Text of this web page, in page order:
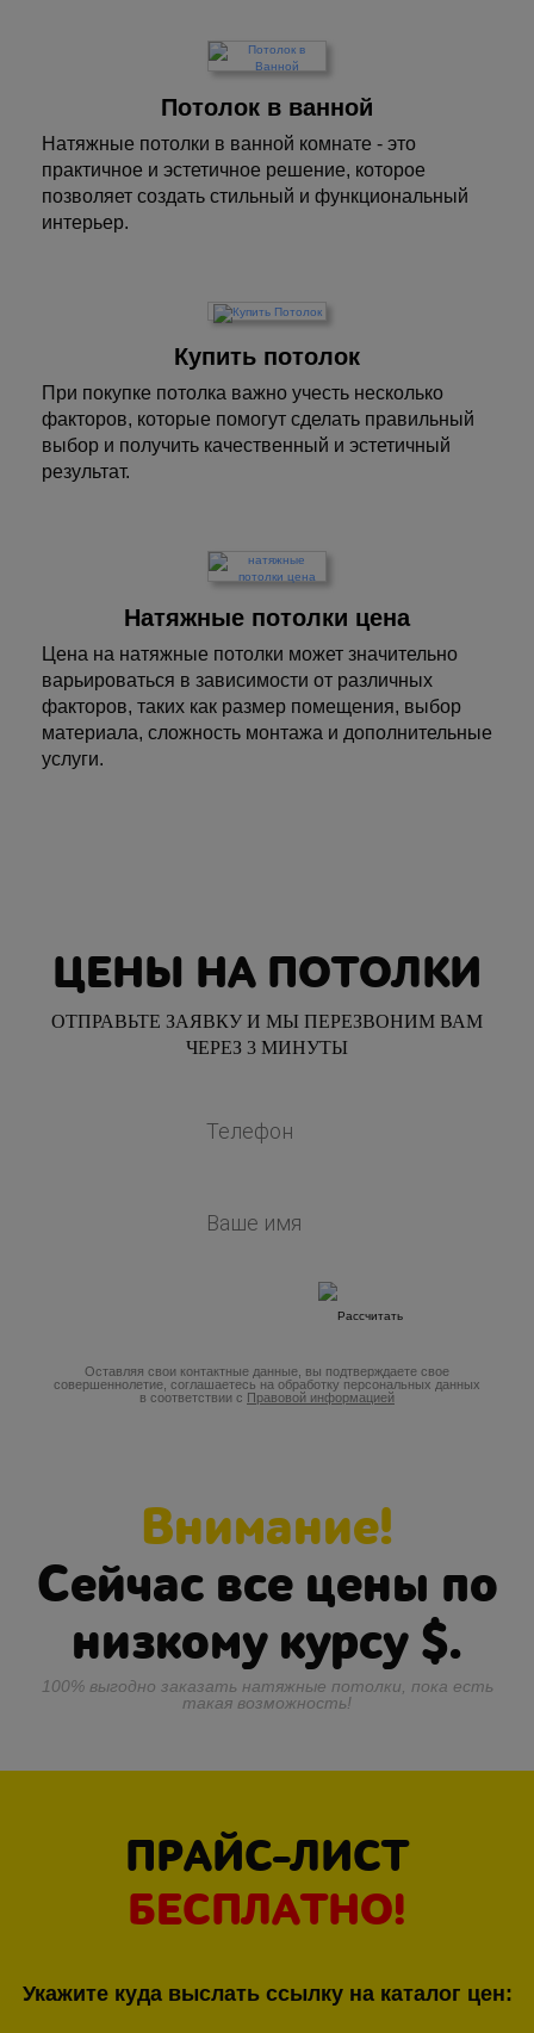
Потолок в ванной
Натяжные потолки в ванной комнате - это
практичное и эстетичное решение, которое
позволяет создать стильный и функциональный
интерьер.
Купить потолок
При покупке потолка важно учесть несколько
факторов, которые помогут сделать правильный
выбор и получить качественный и эстетичный
результат.
Натяжные потолки цена
Цена на натяжные потолки может значительно
варьироваться в зависимости от различных
факторов, таких как размер помещения, выбор
материала, сложность монтажа и дополнительные
услуги.
ЦЕНЫ НА ПОТОЛКИ
ОТПРАВЬТЕ ЗАЯВКУ И МЫ ПЕРЕЗВОНИМ ВАМ
ЧЕРЕЗ 3 МИНУТЫ
Оставляя свои контактные данные, вы подтверждаете свое
совершеннолетие, соглашаетесь на обработку персональных данных
в соответствии с Правовой информацией
Внимание!
Сейчас все цены по
низкому курсу $.
100% выгодно заказать натяжные потолки, пока есть
такая возможность!
ПРАЙС-ЛИСТ
БЕСПЛАТНО!
Укажите куда выслать ссылку на каталог цен: